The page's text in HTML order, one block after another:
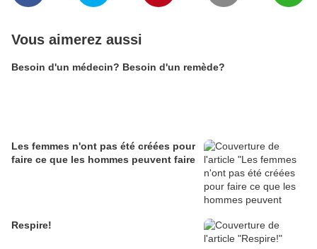
Vous aimerez aussi
Besoin d'un médecin? Besoin d'un remède?
Les femmes n'ont pas été créées pour
faire ce que les hommes peuvent faire
Respire!